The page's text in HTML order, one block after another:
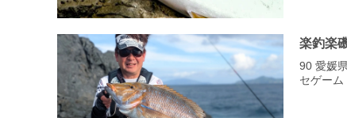
楽釣楽
90 愛媛
セゲーム